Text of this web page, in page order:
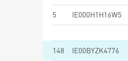
5 IE000H1H16W5
148 IE00BYZK4776